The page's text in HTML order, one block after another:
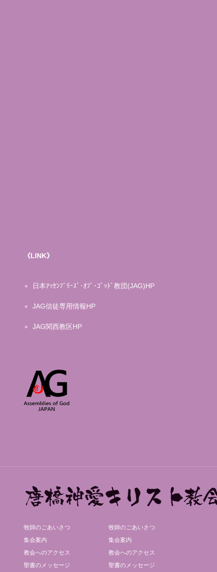
《LINK》
日本ｱｯｾﾝﾌﾞﾘｰｽﾞ･ｵﾌﾞ･ｺﾞｯﾄﾞ教団(JAG)HP
JAG信徒専用情報HP
JAG関西教区HP
牧師のごあいさつ
集会案内
教会へのアクセス
聖書のメッセージ
牧師のごあいさつ
集会案内
教会へのアクセス
聖書のメッセージ